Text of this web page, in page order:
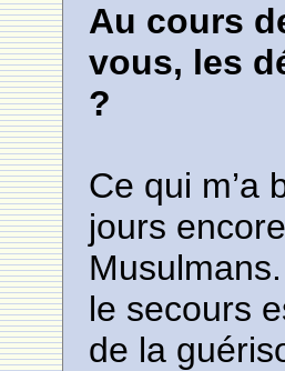
Au cours
vous, les
?
Ce qui m’a
jours
le secours
de la